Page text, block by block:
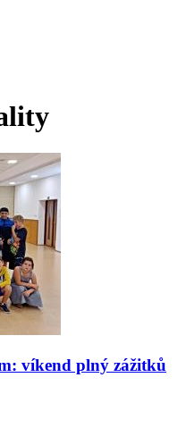
víkend plný zážitků